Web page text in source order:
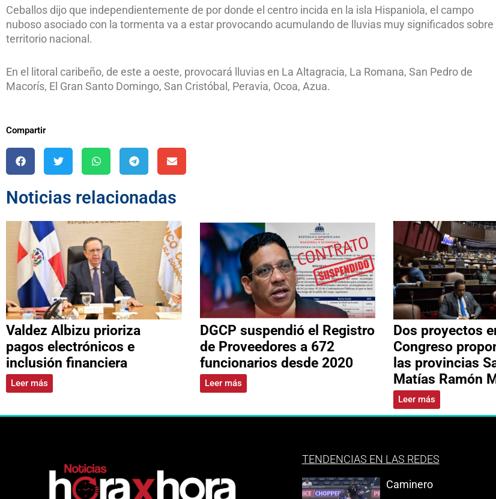
Ceballos dijo que independientemente de por donde el centro incida en la isla Hispaniola, el campo
nuboso asociado con la tormenta va a estar provocando acumulando de lluvias muy significados sobre
territorio nacional.
En el litoral caribeño, de este a oeste, provocará lluvias en La Altagracia, La Romana, San Pedro de
Macorís, El Gran Santo Domingo, San Cristóbal, Peravia, Ocoa, Azua.
Compartir
Noticias relacionadas
Valdez Albizu prioriza
pagos electrónicos e
inclusión financiera
Leer más
DGCP suspendió el Registro
de Proveedores a 672
funcionarios desde 2020
Leer más
Dos proyectos
Congreso
las provincias
Matías Ramón
Leer más
TENDENCIAS EN LAS REDES
Caminero